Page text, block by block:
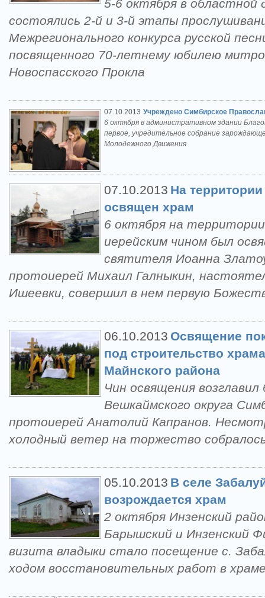
5-6 октября в областной
состоялись 2-й и 3-й этапы
Межрегионального конкурса русской
посвященного 70-летнему юбилею
Новоспасского Прокла
07.10.2013 Учреждено Симбирское
6 октября в административном здании
первое, учредительное собрание
Молодежного Движения
07.10.2013 На
освящен храм
6 октября на
иерейским чином был
святителя Иоанна
протоиерей Михаил Галныкин,
Ишеевки, совершил в нем первую
06.10.2013 Освящение
под строительство
Майнского района
Чин освящения возглавил
Вешкаймского округа
протоиерей Анатолий Капранов.
холодный ветер на торжество
05.10.2013 В селе
возрождается храм
2 октября Инзенский
Барышский и Инзенский
визита владыки стало посещение с.
ходом восстановительных работ в